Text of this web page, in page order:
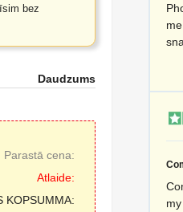
bez
Daudzums
Parastā cena:
Atlaide:
KOPSUMMA: